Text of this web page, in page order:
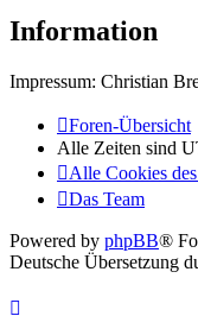
Information
Impressum: Christian
Foren-Übersicht
Alle Zeiten sind
Alle Cookies
Das Team
Powered by phpBB®
Deutsche Übersetzung